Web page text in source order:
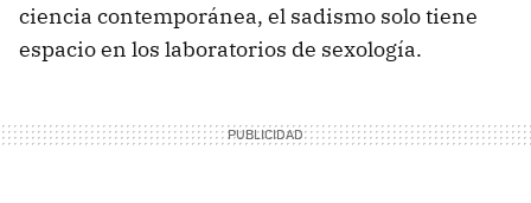
ciencia contemporánea, el sadismo solo tiene
espacio en los laboratorios de sexología.